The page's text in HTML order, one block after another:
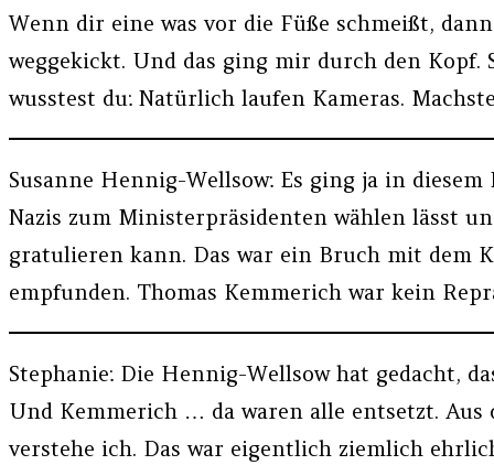
Wenn dir eine was vor die Füße schmeißt,
weggekickt. Und das ging mir durch den
wusstest du: Natürlich laufen Kameras.
Susanne Hennig-Wellsow: Es ging ja in
Nazis zum Ministerpräsidenten wählen lässt
gratulieren kann. Das war ein Bruch mit dem
empfunden. Thomas Kemmerich war kein
Stephanie: Die Hennig-Wellsow hat gedacht,
Und Kemmerich … da waren alle entsetzt.
verstehe ich. Das war eigentlich ziemlich